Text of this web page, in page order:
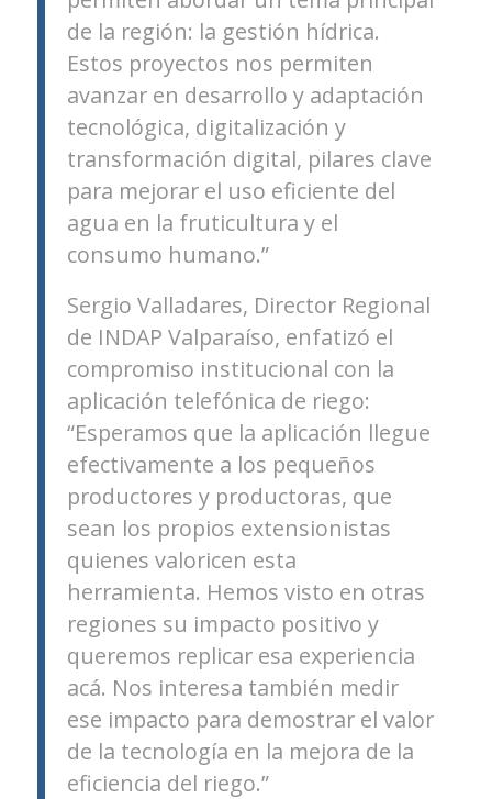
de la región: la gestión hídrica.
Estos proyectos nos permiten
avanzar en desarrollo y adaptación
tecnológica, digitalización y
transformación digital, pilares clave
para mejorar el uso eficiente del
agua en la fruticultura y el
consumo humano.”
Sergio Valladares, Director Regional
de INDAP Valparaíso, enfatizó el
compromiso institucional con la
aplicación telefónica de riego:
“Esperamos que la aplicación llegue
efectivamente a los pequeños
productores y productoras, que
sean los propios extensionistas
quienes valoricen esta
herramienta. Hemos visto en otras
regiones su impacto positivo y
queremos replicar esa experiencia
acá. Nos interesa también medir
ese impacto para demostrar el valor
de la tecnología en la mejora de la
eficiencia del riego.”